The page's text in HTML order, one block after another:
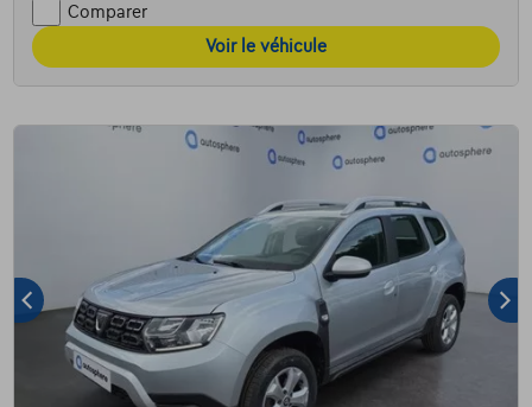
Comparer
Voir le véhicule